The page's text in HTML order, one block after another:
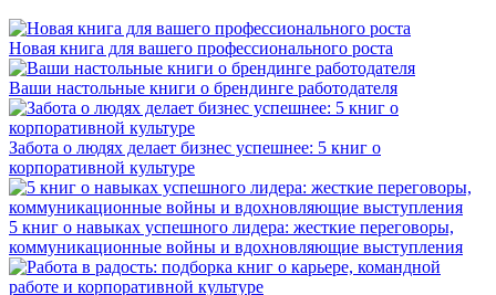
Новая книга для вашего профессионального роста
Ваши настольные книги о брендинге работодателя
Забота о людях делает бизнес успешнее: 5 книг о
корпоративной культуре
5 книг о навыках успешного лидера: жесткие переговоры,
коммуникационные войны и вдохновляющие выступления